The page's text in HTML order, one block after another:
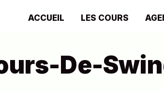
ACCUEIL LES COURS
De-